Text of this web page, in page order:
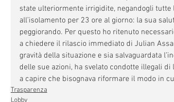
state ulteriormente irrigidite, negandogli
all’isolamento per 23 ore al giorno: la sua
peggiorando. Per questo ho ritenuto
a chiedere il rilascio immediato di Julian
gravità della situazione e sia salvaguardata
delle sue azioni, ha svelato condotte illegali
a capire che bisognava riformare il modo in
Trasparenza
Lobby